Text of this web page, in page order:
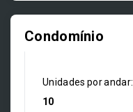
Condomínio
Unidades por andar:
10